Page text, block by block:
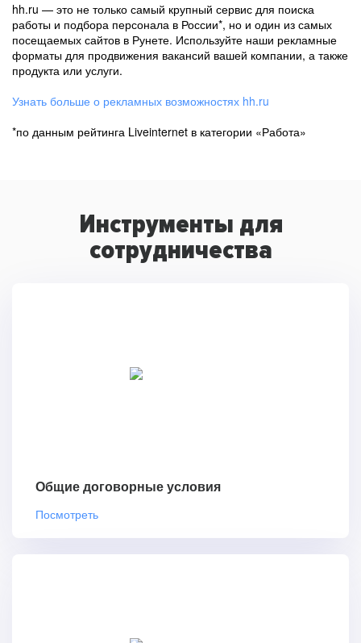
hh.ru — это не только самый крупный сервис для поиска
работы и подбора персонала в России*, но и один из самых
посещаемых сайтов в Рунете. Используйте наши рекламные
форматы для продвижения вакансий вашей компании, а также
продукта или услуги.
Узнать больше о рекламных возможностях hh.ru
*по данным рейтинга Liveinternet в категории «Работа»
Инструменты для
сотрудничества
Общие договорные условия
Посмотреть